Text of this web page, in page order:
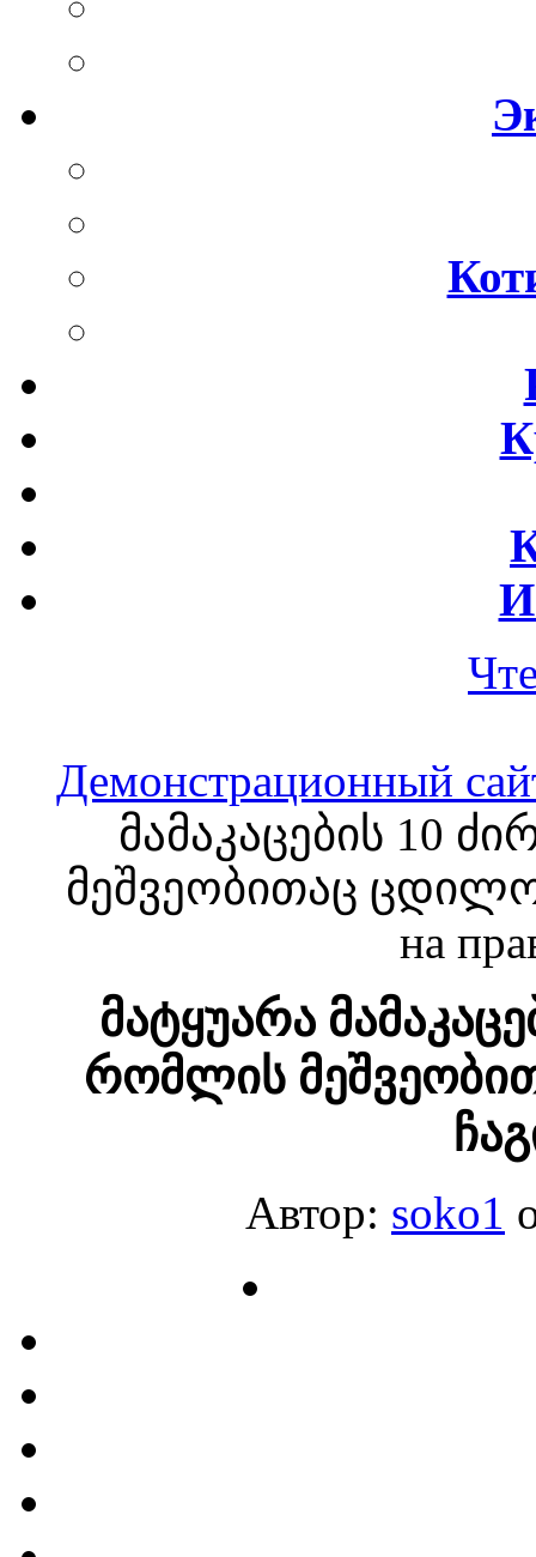
Демонстрационный
მამაკაცების 10
მეშვეობითაც
на
მატყუარა
რომლის
Автор: soko1